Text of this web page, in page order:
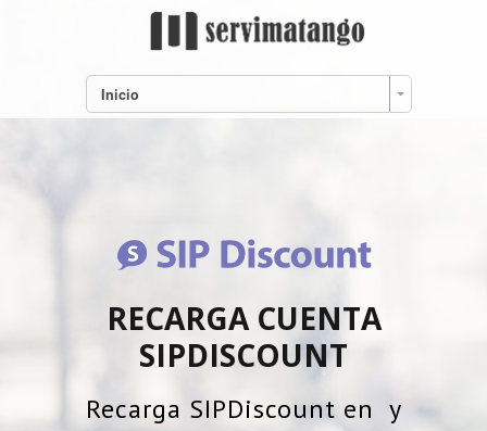
Inicio
RECARGA CUENTA
SIPDISCOUNT
Recarga SIPDiscount en y